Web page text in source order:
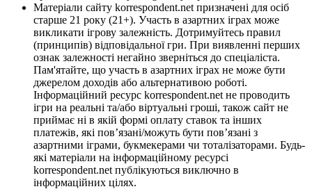
Матеріали сайту korrespondent.net призначені для осіб
старше 21 року (21+). Участь в азартних іграх може
викликати ігрову залежність. Дотримуйтесь правил
(принципів) відповідальної гри. При виявленні перших
ознак залежності негайно зверніться до спеціаліста.
Пам'ятайте, що участь в азартних іграх не може бути
джерелом доходів або альтернативою роботі.
Інформаційний ресурс korrespondent.net не проводить
ігри на реальні та/або віртуальні гроші, також сайт не
приймає ні в якій формі оплату ставок та інших
платежів, які пов’язані/можуть бути пов’язані з
азартними іграми, букмекерами чи тоталізаторами. Будь-
які матеріали на інформаційному ресурсі
korrespondent.net публікуються виключно в
інформаційних цілях.